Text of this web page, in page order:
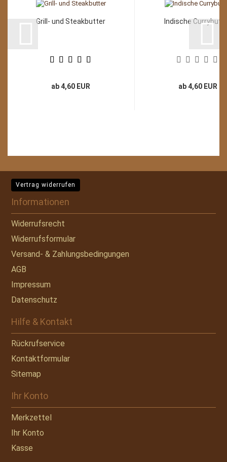
Grill- und Steakbutter
ab 4,60 EUR
Indische
ab 4,60 EUR
Vertrag widerrufen
Informationen
Widerrufsrecht
Widerrufsformular
Versand- & Zahlungsbedingungen
AGB
Impressum
Datenschutz
Hilfe & Kontakt
Rückrufservice
Kontaktformular
Sitemap
Ihr Konto
Merkzettel
Ihr Konto
Kasse